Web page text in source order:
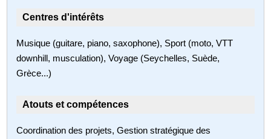
Centres d'intérêts
Musique (guitare, piano, saxophone), Sport (moto, VTT
downhill, musculation), Voyage (Seychelles, Suède,
Grèce...)
Atouts et compétences
Coordination des projets, Gestion stratégique des